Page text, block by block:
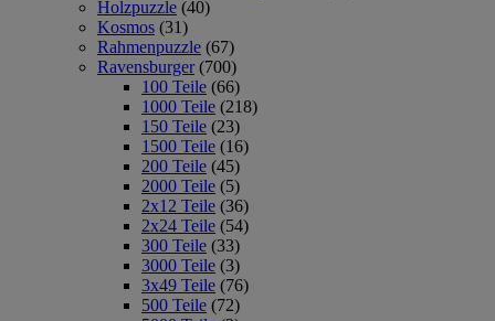
Holzpuzzle (40)
Kosmos (31)
Rahmenpuzzle (67)
Ravensburger (700)
100 Teile (66)
1000 Teile (218)
150 Teile (23)
1500 Teile (16)
200 Teile (45)
2000 Teile (5)
2x12 Teile (36)
2x24 Teile (54)
300 Teile (33)
3000 Teile (3)
3x49 Teile (76)
500 Teile (72)